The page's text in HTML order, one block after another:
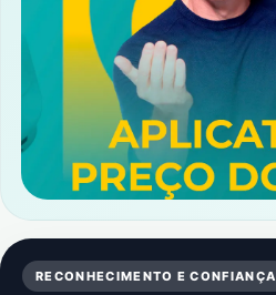
RECONHECIMENTO E CONFIANÇA